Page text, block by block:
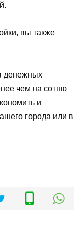
вы также
денежных
чем на сотню
и
города или в